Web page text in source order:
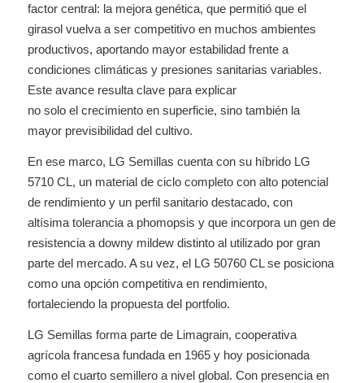
factor central: la mejora genética, que permitió que el
girasol vuelva a ser competitivo en muchos ambientes
productivos, aportando mayor estabilidad frente a
condiciones climáticas y presiones sanitarias variables.
Este avance resulta clave para explicar
no solo el crecimiento en superficie, sino también la
mayor previsibilidad del cultivo.
En ese marco, LG Semillas cuenta con su híbrido LG
5710 CL, un material de ciclo completo con alto potencial
de rendimiento y un perfil sanitario destacado, con
altísima tolerancia a phomopsis y que incorpora un gen de
resistencia a downy mildew distinto al utilizado por gran
parte del mercado. A su vez, el LG 50760 CL se posiciona
como una opción competitiva en rendimiento,
fortaleciendo la propuesta del portfolio.
LG Semillas forma parte de Limagrain, cooperativa
agrícola francesa fundada en 1965 y hoy posicionada
como el cuarto semillero a nivel global. Con presencia en